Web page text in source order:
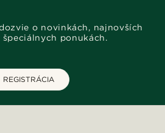
o novinkách, najnovších
ponukách.
REGISTRÁCIA